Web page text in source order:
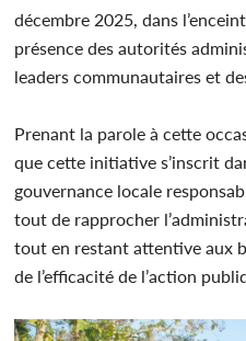
décembre 2025, dans
présence des autorités
leaders communautaires et
Prenant la parole à cette
que cette initiative s’inscrit
gouvernance locale
tout de rapprocher
tout en restant attentive aux
de l’efficacité de l’action